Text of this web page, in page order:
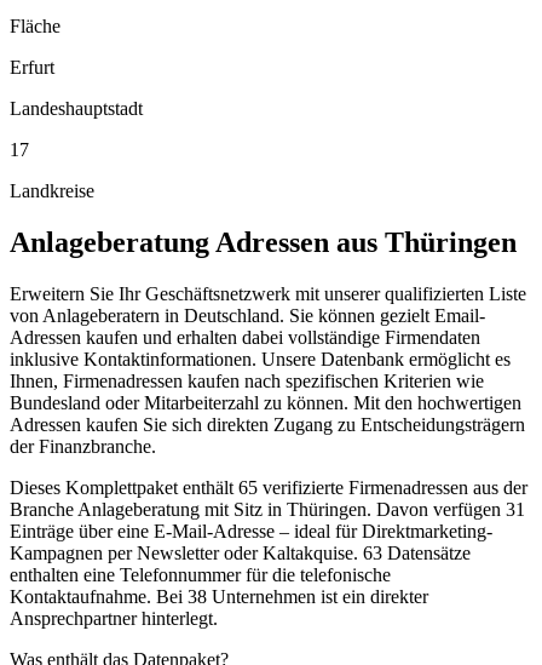
Fläche
Erfurt
Landeshauptstadt
17
Landkreise
Anlageberatung Adressen aus Thüringen
Erweitern Sie Ihr Geschäftsnetzwerk mit unserer qualifizierten Liste
von Anlageberatern in Deutschland. Sie können gezielt Email-
Adressen kaufen und erhalten dabei vollständige Firmendaten
inklusive Kontaktinformationen. Unsere Datenbank ermöglicht es
Ihnen, Firmenadressen kaufen nach spezifischen Kriterien wie
Bundesland oder Mitarbeiterzahl zu können. Mit den hochwertigen
Adressen kaufen Sie sich direkten Zugang zu Entscheidungsträgern
der Finanzbranche.
Dieses Komplettpaket enthält 65 verifizierte Firmenadressen aus der
Branche Anlageberatung mit Sitz in Thüringen. Davon verfügen 31
Einträge über eine E-Mail-Adresse – ideal für Direktmarketing-
Kampagnen per Newsletter oder Kaltakquise. 63 Datensätze
enthalten eine Telefonnummer für die telefonische
Kontaktaufnahme. Bei 38 Unternehmen ist ein direkter
Ansprechpartner hinterlegt.
Was enthält das Datenpaket?